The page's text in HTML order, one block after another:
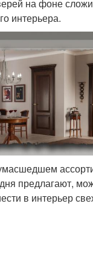
на фоне
интерьера.
предлагают,
в интерьер